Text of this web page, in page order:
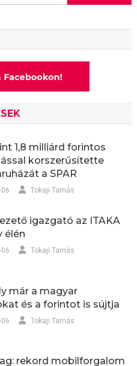
1,8 milliárd forintos
korszerűsítette
a SPAR
Tokaji Tamás
igazgató az ITAKA
élén
Tokaji Tamás
már a magyar
és a forintot is sújtja
Tokaji Tamás
rekord mobilforgalom